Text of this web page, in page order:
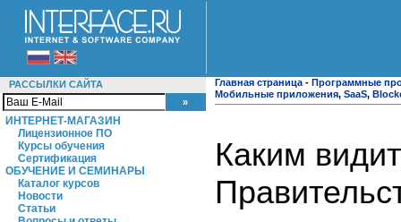
РАССЫЛКИ САЙТА
ИНТЕРНЕТ-МАГАЗИН
Лицензионное ПО
Курсы обучения
Сертификация
ОБУЧЕНИЕ И СЕМИНАРЫ
Каталог курсов
Новости
Статьи
Главная страница - Программные
Мобильные приложения, SaaS,
Каким